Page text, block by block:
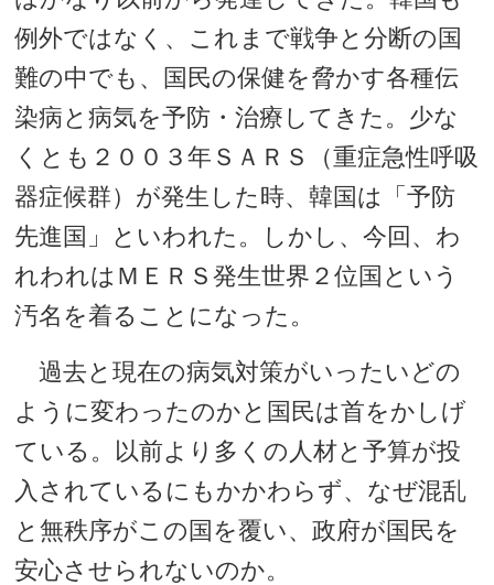
例外ではなく、これまで戦争と分断の国
難の中でも、国民の保健を脅かす各種伝
染病と病気を予防・治療してきた。少な
くとも２００３年ＳＡＲＳ（重症急性呼吸
器症候群）が発生した時、韓国は「予防
先進国」といわれた。しかし、今回、わ
れわれはＭＥＲＳ発生世界２位国という
汚名を着ることになった。
過去と現在の病気対策がいったいどの
ように変わったのかと国民は首をかしげ
ている。以前より多くの人材と予算が投
入されているにもかかわらず、なぜ混乱
と無秩序がこの国を覆い、政府が国民を
安心させられないのか。